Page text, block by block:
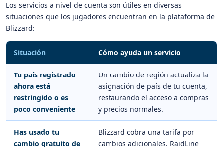
Los servicios a nivel de cuenta son útiles en diversas
situaciones que los jugadores encuentran en la plataforma de
Blizzard:
Situación Cómo ayuda un servicio
Tu país registrado
ahora está
restringido o es
poco conveniente
Un cambio de región actualiza la
asignación de país de tu cuenta,
restaurando el acceso a compras
y precios normales.
Has usado tu
cambio gratuito de
Blizzard cobra una tarifa por
cambios adicionales. RaidLine